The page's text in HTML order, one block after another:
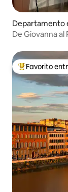
Departamento
De Giovanna al
De los
Favorito